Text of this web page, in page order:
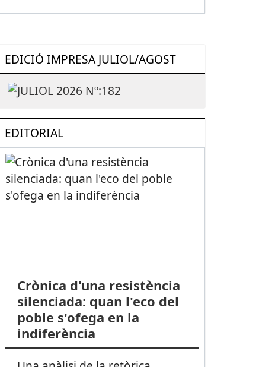
EDICIÓ IMPRESA JULIOL/AGOST
EDITORIAL
Crònica d'una resistència
silenciada: quan l'eco del
poble s'ofega en la
indiferència